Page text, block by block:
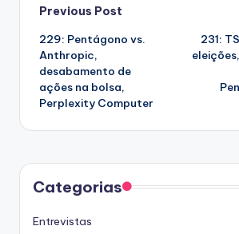
Post
navigation
Previous Post
229: Pentágono vs.
Anthropic,
desabamento de
ações na bolsa,
Perplexity Computer
231:
Categorias
Entrevistas